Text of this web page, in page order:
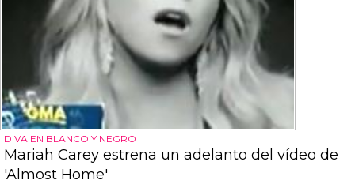
DIVA EN BLANCO Y NEGRO
Mariah Carey estrena un adelanto del vídeo de
'Almost Home'